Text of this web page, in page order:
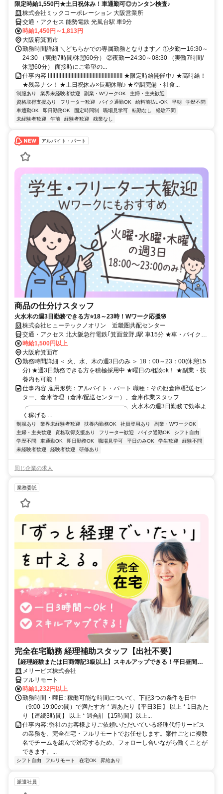
限定時給1,550円★土日祝休み！車通勤可◎カンタン検査♪
株式会社ミックコーポレーション 大阪営業所
交通・アクセス 能勢電鉄 光風台駅 車9分
時給1,450円～1,813円
大阪府箕面市
勤務時間詳細 ＼どちらかでの専属勤務となります／ ①夕勤ー16:30～
24:30 （実働7時間/休憩60分） ②夜勤ー24:30～08:30 （実働7時間/
休憩60分） 面接時にご希望の...
仕事内容 IIIIIIIIIIIIIIIIIIIIIIIIIIIIIIIIIIIIIIIIIIIIIIIIII ★限定時給開催中♪ ★高時給！
★残業ナシ！ ★土日祝休み×長期休暇♪ ★空調完備・社食...
制服あり 業界未経験者歓迎 副業・WワークOK
主婦・主夫歓迎
資格取得支援あり
フリーター歓迎 バイク通勤OK 給料前払いOK 早朝
学歴不問
車通勤OK
即日勤務OK 固定時間制 職場見学可 転勤なし
経験不問
未経験者歓迎
午前 経験者歓迎 残業なし
アルバイト・パート
商品の仕分けスタッフ
火水木の週3日勤務できる方⭐18～23時！Wワーク応援🌸
株式会社ヒューテックノオリン 近畿圏共配センター
交通・アクセス 北大阪急行電鉄｢箕面萱野｣駅 車15分 ★車・バイク通
勤でも交通費支給 ★駐車場無料
時給1,500円以上
大阪府箕面市
勤務時間詳細 ＜ 火、水、木の週3日のみ ＞ 18：00～23：00(休憩15
分) ★週3日勤務できる方を積極採用中 ★曜日の相談ok！ ★副業・扶
養内も可能！
仕事内容 雇用形態：アルバイト・パート 職種：その他倉庫/配送セン
ター、倉庫管理（倉庫/配送センター）、倉庫作業スタッフ
╭━━━━━━━━━━━━━━━━╮ 火水木の週3日勤務で効率よ
く稼げる ...
制服あり 業界未経験者歓迎 扶養内勤務OK 社員登用あり
副業・WワークOK
主婦・主夫歓迎
資格取得支援あり フリーター歓迎 バイク通勤OK
シフト自由
学歴不問
車通勤OK 即日勤務OK 職場見学可 平日のみOK 学生歓迎
経験不問
未経験者歓迎
経験者歓迎 研修あり
同じ企業の求人
業務委託
完全在宅勤務 経理補助スタッフ【出社不要】
【経理経験または日商簿記3級以上】スキルアップできる！平日昼間３h
～。完全在宅で育児・介護中の方も大歓迎♪
メリービズ株式会社
フルリモート
時給1,232円以上
勤務時間・曜日: 稼働可能な時間について、下記3つの条件を日中
（9:00-19:00の間）で満たす方 * 週あたり【平日3日】 以上 * 1日あた
り【連続3時間】 以上 * 週合計【15時間】以上...
仕事内容: 弊社のお客様よりご依頼いただいている経理代行サービス
の業務を、完全在宅・フルリモートでお任せします。案件ごとに複数
名でチームを組んで対応するため、フォローし合いながら働くことが
できます。...
シフト自由 フルリモート 在宅OK 昇給あり
派遣社員